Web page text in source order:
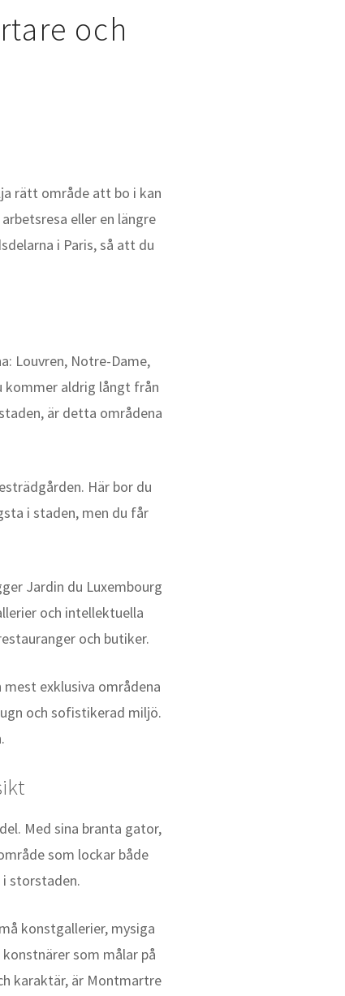
och
rätt område att bo i kan
eller en längre
i Paris, så att du
Louvren, Notre-Dame,
kommer aldrig långt från
är detta områdena
Här bor du
i staden, men du får
Jardin du Luxembourg
och intellektuella
och butiker.
exklusiva områdena
och sofistikerad miljö.
Med sina branta gator,
som lockar både
storstaden.
konstgallerier, mysiga
som målar på
karaktär, är Montmartre